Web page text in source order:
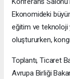
Ekonomideki
eğitim ve teknoloji
oluştururken,
Toplantı, Ticaret
Avrupa Birliği